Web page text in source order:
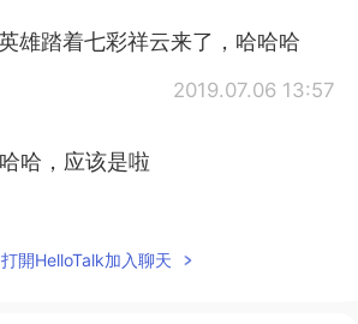
雄踏着七彩祥云来了，哈哈哈
2019.07.06 13:57
哈，应该是啦
打開HelloTalk加入聊天